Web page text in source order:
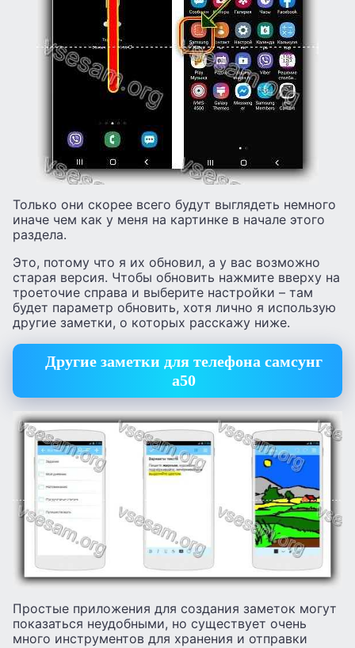
Только они скорее всего будут выглядеть немного
иначе чем как у меня на картинке в начале этого
раздела.
Это, потому что я их обновил, а у вас возможно
старая версия. Чтобы обновить нажмите вверху на
троеточие справа и выберите настройки – там
будет параметр обновить, хотя лично я использую
другие заметки, о которых расскажу ниже.
Другие заметки для телефона самсунг
а50
Простые приложения для создания заметок могут
показаться неудобными, но существует очень
много инструментов для хранения и отправки